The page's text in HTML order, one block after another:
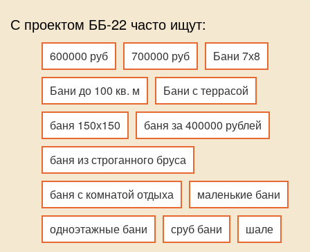
С проектом ББ-22 часто ищут:
600000 руб 700000 руб Бани 7х8
Бани до 100 кв. м Бани с террасой
баня 150х150 баня за 400000 рублей
баня из строганного бруса
баня с комнатой отдыха маленькие бани
одноэтажные бани сруб бани шале